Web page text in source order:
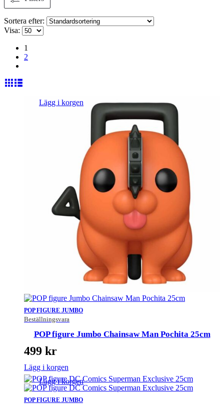
Sortera efter:
Visa:
1
2
POP FIGURE JUMBO
Beställningsvara
Lägg i korgen
POP figure Jumbo Chainsaw Man Pochita 25cm
499 kr
Lägg i korgen
POP FIGURE JUMBO
Lägg i korgen